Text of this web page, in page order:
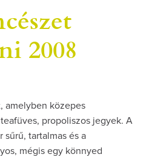
2008
amelyben közepes
propoliszos jegyek. A
sűrű, tartalmas és a
mégis egy könnyed